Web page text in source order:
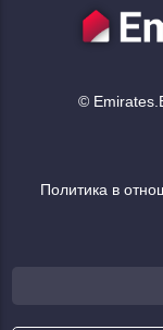
©
Политика в